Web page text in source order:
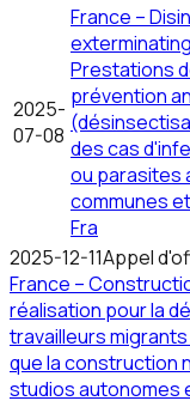
2025-
07-08
France –
Prestations
prévention
des cas
ou parasites
communes
Fra
2025-12-11Appel
France –
réalisation pour la
travailleurs migrants
que la construction
studios autonomes